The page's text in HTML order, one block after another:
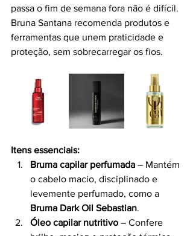
passa o fim de semana fora não é difícil.
Bruna Santana recomenda produtos e
ferramentas que unem praticidade e
proteção, sem sobrecarregar os fios.
Itens essenciais:
Bruma capilar perfumada – Mantém
o cabelo macio, disciplinado e
levemente perfumado, como a
Bruma Dark Oil Sebastian.
Óleo capilar nutritivo – Confere